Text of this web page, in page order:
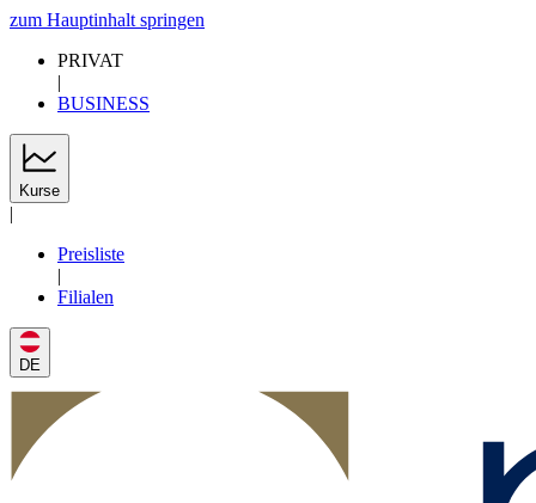
zum Hauptinhalt springen
PRIVAT
|
BUSINESS
Kurse
|
Preisliste
|
Filialen
DE